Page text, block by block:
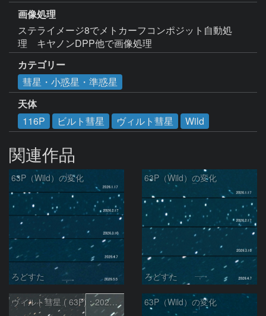
画像処理
ステライメージ8でメトカーフコンポジット自動処
理　キヤノンDPP他で画像処理
カテゴリー
彗星・小惑星・準惑星
天体
116P
ビルト彗星 ヴィルト彗星 Wild
関連作品
63P（Wild）の変化
ろどすた
63P（Wild）の変化
ろどすた
ヴィルト彗星 ( 63P)：2026/03/21 63P（Wild）の変化